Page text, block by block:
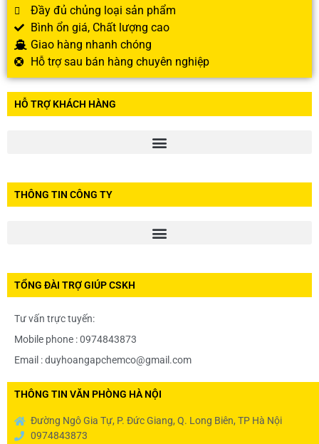
Đầy đủ chủng loại sản phẩm
Bình ổn giá, Chất lượng cao
Giao hàng nhanh chóng
Hỗ trợ sau bán hàng chuyên nghiệp
HỖ TRỢ KHÁCH HÀNG
THÔNG TIN CÔNG TY
TỔNG ĐÀI TRỢ GIÚP CSKH
Tư vấn trực tuyến:
Mobile phone : 0974843873
Email : duyhoangapchemco@gmail.com
THÔNG TIN VĂN PHÒNG HÀ NỘI
Đường Ngô Gia Tự, P. Đức Giang, Q. Long Biên, TP Hà Nội
0974843873